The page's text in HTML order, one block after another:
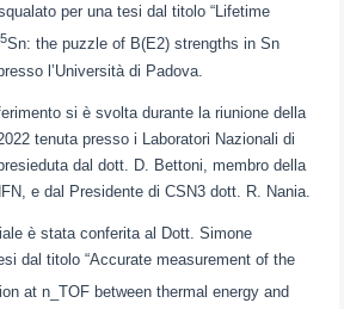
per una tesi dal titolo “Lifetime
Sn: the puzzle of B(E2) strengths in Sn
l’Università di Padova.
si è svolta durante la riunione della
tenuta presso i Laboratori Nazionali di
dal dott. D. Bettoni, membro della
e dal Presidente di CSN3 dott. R. Nania.
è stata conferita al Dott. Simone
dal titolo “Accurate measurement of the
at n_TOF between thermal energy and